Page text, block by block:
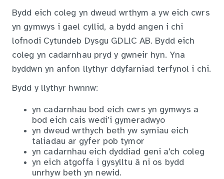
Bydd eich coleg yn dweud wrthym a yw eich cwrs
yn gymwys i gael cyllid, a bydd angen i chi
lofnodi Cytundeb Dysgu GDLlC AB. Bydd eich
coleg yn cadarnhau pryd y gwneir hyn. Yna
byddwn yn anfon llythyr ddyfarniad terfynol i chi.
Bydd y llythyr hwnnw:
yn cadarnhau bod eich cwrs yn gymwys a
bod eich cais wedi’i gymeradwyo
yn dweud wrthych beth yw symiau eich
taliadau ar gyfer pob tymor
yn cadarnhau eich dyddiad geni a'ch coleg
yn eich atgoffa i gysylltu â ni os bydd
unrhyw beth yn newid.